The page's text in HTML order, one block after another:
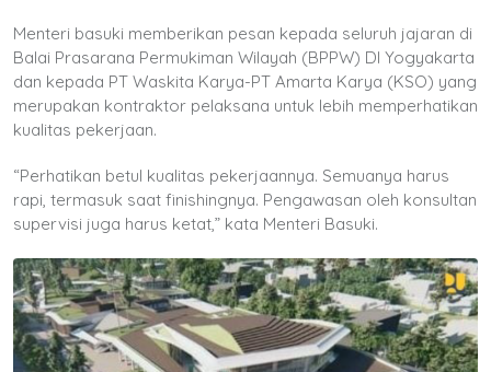
Menteri basuki memberikan pesan kepada seluruh jajaran di
Balai Prasarana Permukiman Wilayah (BPPW) DI Yogyakarta
dan kepada PT Waskita Karya-PT Amarta Karya (KSO) yang
merupakan kontraktor pelaksana untuk lebih memperhatikan
kualitas pekerjaan.
“Perhatikan betul kualitas pekerjaannya. Semuanya harus
rapi, termasuk saat finishingnya. Pengawasan oleh konsultan
supervisi juga harus ketat,” kata Menteri Basuki.